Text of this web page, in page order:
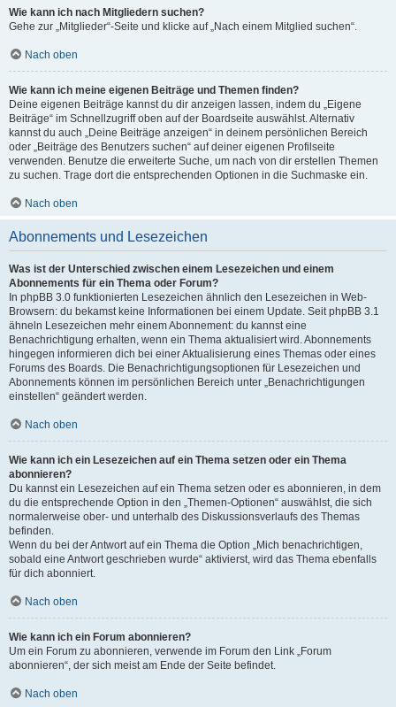
Wie kann ich nach Mitgliedern suchen?
Gehe zur „Mitglieder“-Seite und klicke auf „Nach einem Mitglied suchen“.
Nach oben
Wie kann ich meine eigenen Beiträge und Themen finden?
Deine eigenen Beiträge kannst du dir anzeigen lassen, indem du „Eigene
Beiträge“ im Schnellzugriff oben auf der Boardseite auswählst. Alternativ
kannst du auch „Deine Beiträge anzeigen“ in deinem persönlichen Bereich
oder „Beiträge des Benutzers suchen“ auf deiner eigenen Profilseite
verwenden. Benutze die erweiterte Suche, um nach von dir erstellen Themen
zu suchen. Trage dort die entsprechenden Optionen in die Suchmaske ein.
Nach oben
Abonnements und Lesezeichen
Was ist der Unterschied zwischen einem Lesezeichen und einem
Abonnements für ein Thema oder Forum?
In phpBB 3.0 funktionierten Lesezeichen ähnlich den Lesezeichen in Web-
Browsern: du bekamst keine Informationen bei einem Update. Seit phpBB 3.1
ähneln Lesezeichen mehr einem Abonnement: du kannst eine
Benachrichtigung erhalten, wenn ein Thema aktualisiert wird. Abonnements
hingegen informieren dich bei einer Aktualisierung eines Themas oder eines
Forums des Boards. Die Benachrichtigungsoptionen für Lesezeichen und
Abonnements können im persönlichen Bereich unter „Benachrichtigungen
einstellen“ geändert werden.
Nach oben
Wie kann ich ein Lesezeichen auf ein Thema setzen oder ein Thema
abonnieren?
Du kannst ein Lesezeichen auf ein Thema setzen oder es abonnieren, in dem
du die entsprechende Option in den „Themen-Optionen“ auswählst, die sich
normalerweise ober- und unterhalb des Diskussionsverlaufs des Themas
befinden.
Wenn du bei der Antwort auf ein Thema die Option „Mich benachrichtigen,
sobald eine Antwort geschrieben wurde“ aktivierst, wird das Thema ebenfalls
für dich abonniert.
Nach oben
Wie kann ich ein Forum abonnieren?
Um ein Forum zu abonnieren, verwende im Forum den Link „Forum
abonnieren“, der sich meist am Ende der Seite befindet.
Nach oben